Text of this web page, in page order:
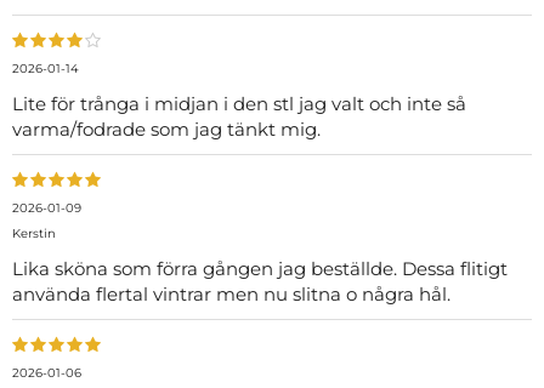
2026-01-14
Lite för trånga i midjan i den stl jag valt och inte så
varma/fodrade som jag tänkt mig.
2026-01-09
Kerstin
Lika sköna som förra gången jag beställde. Dessa flitigt
använda flertal vintrar men nu slitna o några hål.
2026-01-06